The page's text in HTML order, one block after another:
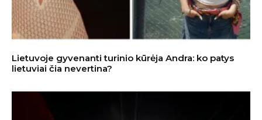
Lietuvoje gyvenanti turinio kūrėja Andra: ko patys
lietuviai čia nevertina?